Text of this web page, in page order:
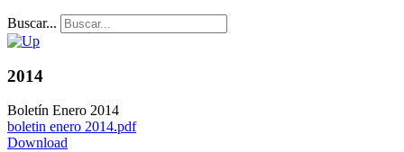
Buscar...
2014
Boletín Enero 2014
boletin enero 2014.pdf
Download